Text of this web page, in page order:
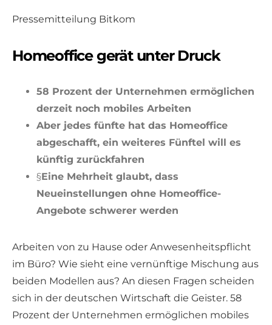
Pressemitteilung Bitkom
Homeoffice gerät unter Druck
58 Prozent der Unternehmen ermöglichen
derzeit noch mobiles Arbeiten
Aber jedes fünfte hat das Homeoffice
abgeschafft, ein weiteres Fünftel will es
künftig zurückfahren
§Eine Mehrheit glaubt, dass
Neueinstellungen ohne Homeoffice-
Angebote schwerer werden
Arbeiten von zu Hause oder Anwesenheitspflicht
im Büro? Wie sieht eine vernünftige Mischung aus
beiden Modellen aus? An diesen Fragen scheiden
sich in der deutschen Wirtschaft die Geister. 58
Prozent der Unternehmen ermöglichen mobiles